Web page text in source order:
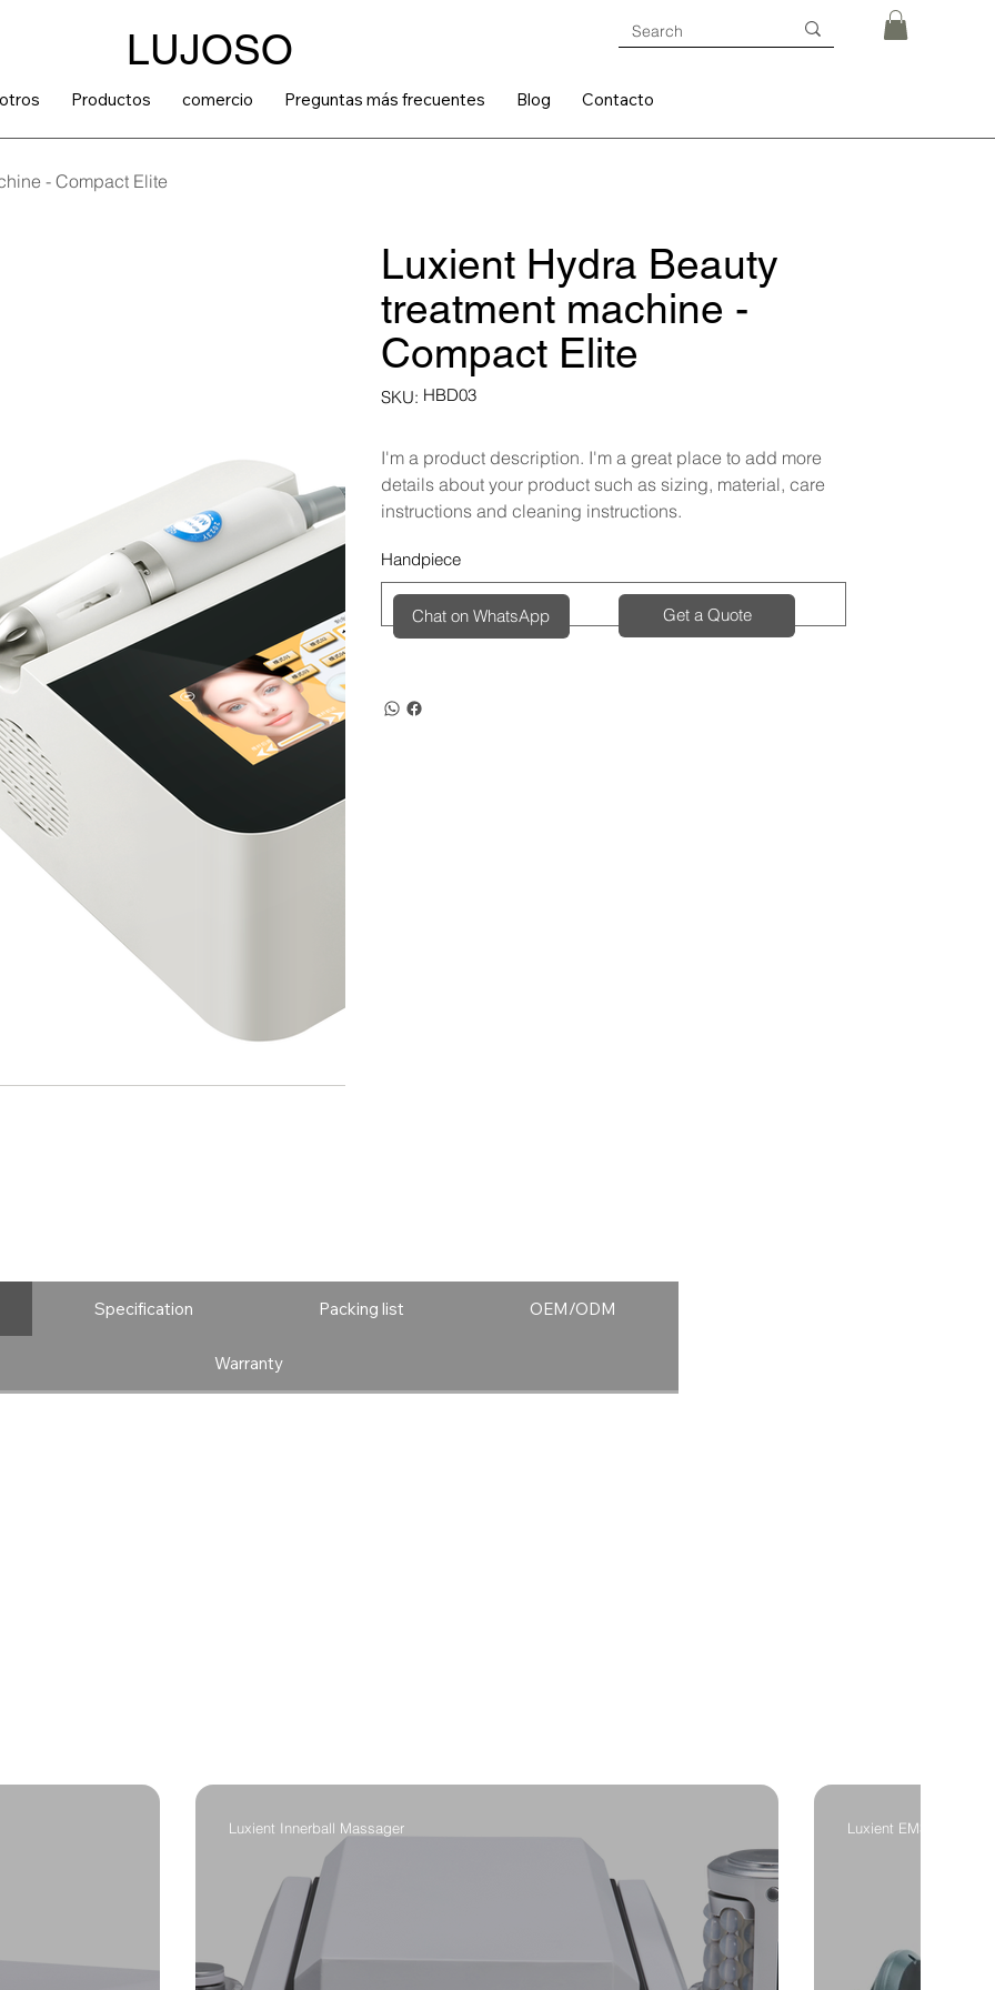
LUJOSO
Productos comercio Preguntas más frecuentes Blog Contacto
- Compact Elite
Luxient Hydra Beauty
treatment machine -
Compact Elite
SKU: SKU
HBD03
HBD03
I'm a product description. I'm a great place to add more
details about your product such as sizing, material, care
instructions and cleaning instructions.
Handpiece
Chat on WhatsApp Get a Quote
Specification Packing list OEM/ODM
Warranty
Luxient Innerball Massager Luxient EMS Body